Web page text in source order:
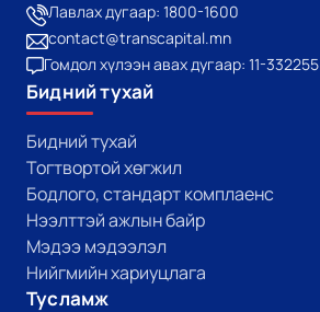
Лавлах дугаар: 1800-1600
contact@transcapital.mn
Гомдол хүлээн авах дугаар: 11-332255
Бидний тухай
Бидний тухай
Тогтвортой хөгжил
Бодлого, стандарт комплаенс
Нээлттэй ажлын байр
Мэдээ мэдээлэл
Нийгмийн хариуцлага
Тусламж